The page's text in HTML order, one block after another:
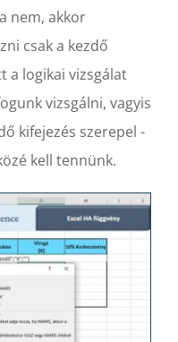
nem, akkor
csak a kezdő
a logikai vizsgálat
vizsgálni, vagyis
kifejezés szerepel -
kell tennünk.